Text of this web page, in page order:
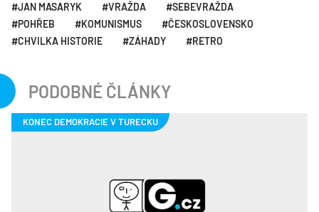
JAN MASARYK VRAŽDA
SEBEVRAŽDA
POHŘEB
KOMUNISMUS
ČESKOSLOVENSKO
CHVILKA HISTORIE
ZÁHADY RETRO
PODOBNÉ ČLÁNKY